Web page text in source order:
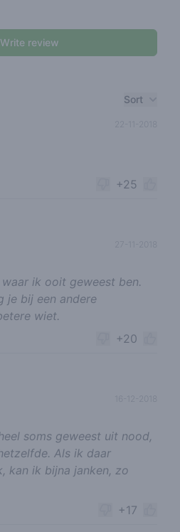
Write review
Sort
+25
ik ooit geweest ben.
je bij een andere
wiet.
+20
soms geweest uit nood,
Als ik daar
kan ik bijna janken, zo
+17